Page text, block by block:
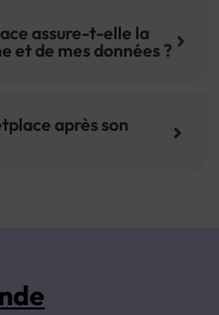
assure-t-elle la
et de mes données ?
après son